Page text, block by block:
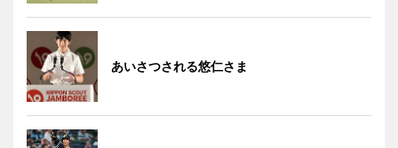
あいさつされる悠仁さま